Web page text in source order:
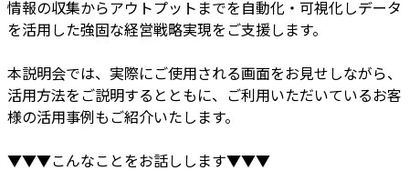
情報の収集からアウトプットまでを自動化・可視化しデータ
を活用した強固な経営戦略実現をご支援します。
本説明会では、実際にご使用される画面をお見せしながら、
活用方法をご説明するとともに、ご利用いただいているお客
様の活用事例もご紹介いたします。
▼▼▼こんなことをお話しします▼▼▼